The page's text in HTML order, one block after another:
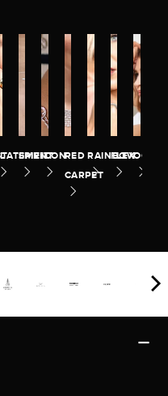
SPIRITICONRED
CARPET
RAINBOW
FLEX